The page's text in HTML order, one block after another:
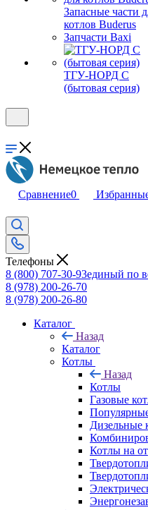
Запасные части
котлов Buderus
Запчасти Baxi
ТГУ-НОРД С
(бытовая серия)
Сравнение0
Телефоны
8 (800) 707-30-93единый по
8 (978) 200-26-70
8 (978) 200-26-80
Каталог
Назад
Каталог
Котлы
Назад
Котлы
Газовые
Дизельные
Котлы на